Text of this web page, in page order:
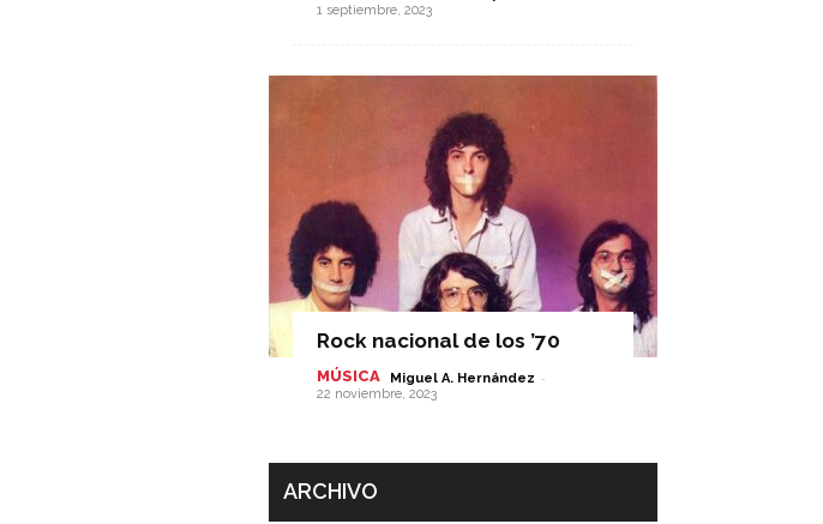
1 septiembre, 2023
Rock nacional de los ’70
MÚSICA Miguel A. Hernández -
22 noviembre, 2023
ARCHIVO